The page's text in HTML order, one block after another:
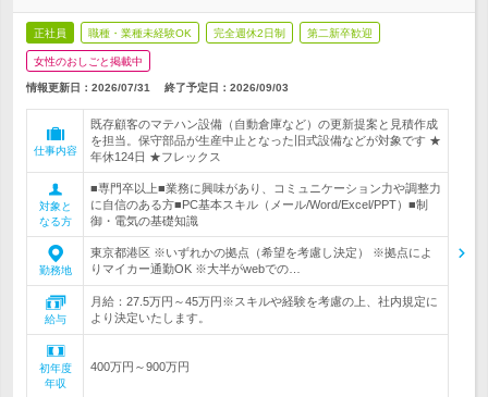
正社員 職種・業種未経験OK 完全週休2日制 第二新卒歓迎
女性のおしごと掲載中
情報更新日：2026/07/31 終了予定日： 2026/09/03
仕事内容
既存顧客のマテハン設備（自動倉庫など）の更新提案と見積作成
を担当。保守部品が生産中止となった旧式設備などが対象です ★
年休124日 ★フレックス
対象と
なる方
■専門卒以上■業務に興味があり、コミュニケーション力や調整力
に自信のある方■PC基本スキル（メール/Word/Excel/PPT）■制
御・電気の基礎知識
勤務地
東京都港区 ※いずれかの拠点（希望を考慮し決定） ※拠点によ
りマイカー通勤OK ※大半がwebでの…
給与
月給：27.5万円～45万円※スキルや経験を考慮の上、社内規定に
より決定いたします。
初年度
年収
400万円～900万円